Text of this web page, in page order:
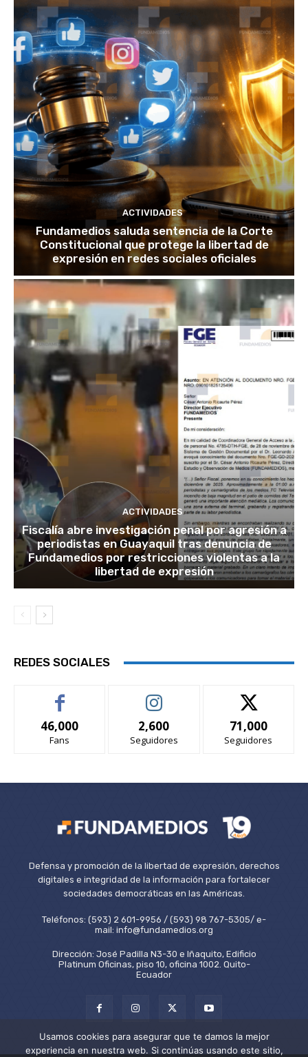
ACTIVIDADES
Fundamedios saluda sentencia de la Corte
Constitucional que protege la libertad de
expresión en redes sociales oficiales
ACTIVIDADES
Fiscalía abre investigación penal por agresión a
periodistas en Guayaquil tras denuncia de
Fundamedios por restricciones violentas a la
libertad de expresión
REDES SOCIALES
46,000
Fans
2,600
Seguidores
71,000
Seguidores
Defensa y promoción de la libertad de expresión, derechos
digitales e integridad de la información para fortalecer
sociedades democráticas en las Américas.
Teléfonos: (593) 2 601-9956 / (593) 98 767-5305/ e-
mail: info@fundamedios.org
Dirección: José Padilla N3-30 e Iñaquito, Edificio
Platinum Oficinas, piso 10, oficina 1002. Quito-
Ecuador
Usamos cookies para asegurar que te damos la mejor
experiencia en nuestra web. Si continúas usando este sitio,